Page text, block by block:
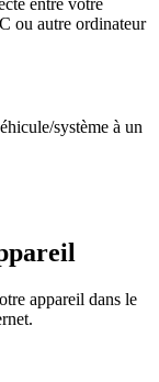
ou autre ordinateur
système à un
appareil dans le